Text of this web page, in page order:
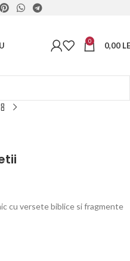
0 0,00
cu versete biblice si fragmente